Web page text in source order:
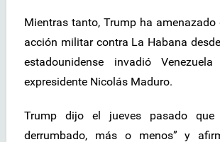
Mientras tanto, Trump ha
acción militar contra La Habana
estadounidense invadió
expresidente Nicolás Maduro.
Trump dijo el jueves pasado que
derrumbado, más o menos” y